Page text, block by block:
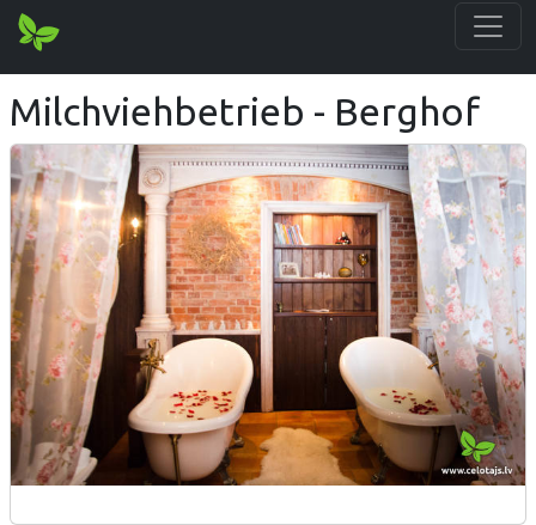
Milchviehbetrieb - Berghof